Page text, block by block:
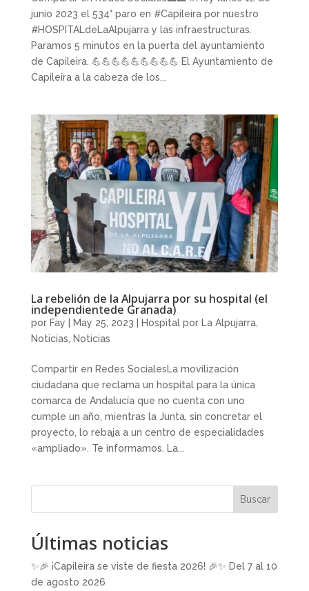
junio 2023 el 534° paro en #Capileira por nuestro
#HOSPITALdeLaAlpujarra y las infraestructuras.
Paramos 5 minutos en la puerta del ayuntamiento
de Capileira. 💪💪💪💪💪💪💪💪💪 El Ayuntamiento de
Capileira a la cabeza de los...
La rebelión de la Alpujarra por su hospital (el
independientede Granada)
por Fay May 25, 2023 Hospital por La Alpujarra,
Noticias, Noticias
Compartir en Redes SocialesLa movilización
ciudadana que reclama un hospital para la única
comarca de Andalucía que no cuenta con uno
cumple un año, mientras la Junta, sin concretar el
proyecto, lo rebaja a un centro de especialidades
«ampliado». Te informamos. La...
Buscar
Últimas noticias
✨🎉 ¡Capileira se viste de fiesta 2026! 🎉✨ Del 7 al 10
de agosto 2026